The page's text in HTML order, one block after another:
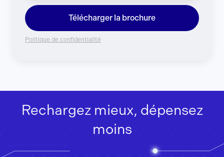
Télécharger la brochure
Politique de confidentialité
Rechargez mieux, dépensez
moins